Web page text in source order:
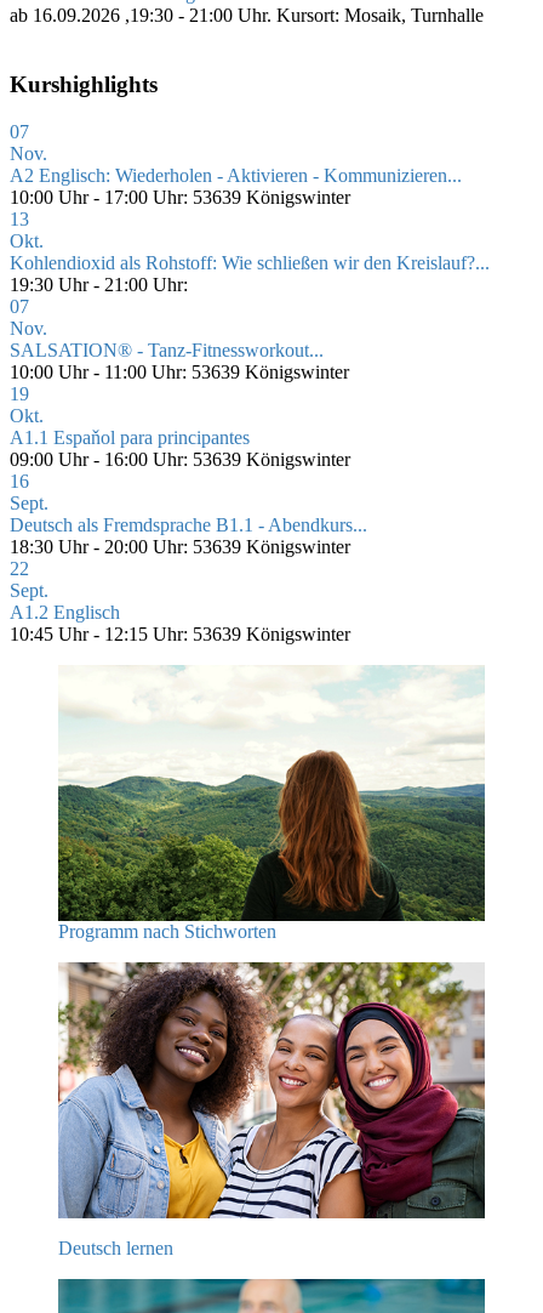
ab 16.09.2026 ,19:30 - 21:00 Uhr. Kursort: Mosaik, Turnhalle
Kurshighlights
07
Nov.
A2 Englisch: Wiederholen - Aktivieren - Kommunizieren...
10:00 Uhr - 17:00 Uhr: 53639 Königswinter
13
Okt.
Kohlendioxid als Rohstoff: Wie schließen wir den Kreislauf?...
19:30 Uhr - 21:00 Uhr:
07
Nov.
SALSATION® - Tanz-Fitnessworkout...
10:00 Uhr - 11:00 Uhr: 53639 Königswinter
19
Okt.
A1.1 Espaňol para principantes
09:00 Uhr - 16:00 Uhr: 53639 Königswinter
16
Sept.
Deutsch als Fremdsprache B1.1 - Abendkurs...
18:30 Uhr - 20:00 Uhr: 53639 Königswinter
22
Sept.
A1.2 Englisch
10:45 Uhr - 12:15 Uhr: 53639 Königswinter
Programm nach Stichworten
Deutsch lernen